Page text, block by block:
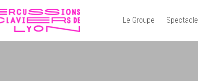
Le Groupe